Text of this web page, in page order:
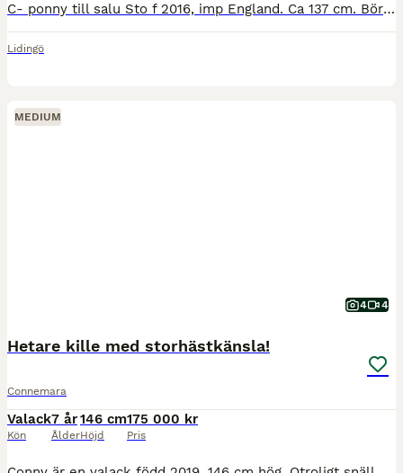
C- ponny till salu Sto f 2016, imp England. Ca 137 cm. Bör upp ryttare väl. Varit i Sverige sen november. Hoppat felfritt 80 cm pj, hoppar en metersbanor hemma. Ej tittig på tävling. Lätt att ha med
Lidingö
MEDIUM
4 4
Hetare kille med storhästkänsla!
Connemara
Valack
Kön
7 år
Ålder
146 cm
Höjd
175 000 kr
Pris